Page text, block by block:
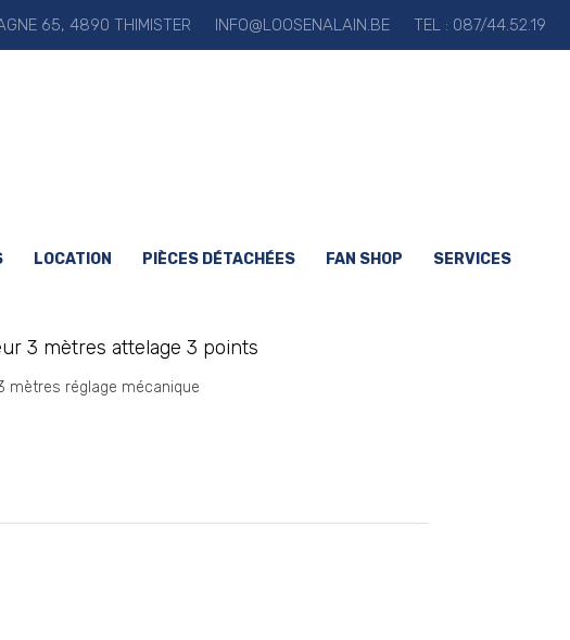
65, 4890 THIMISTER INFO@LOOSENALAIN.BE TEL : 087/44.52.19
LOCATION PIÈCES DÉTACHÉES FAN SHOP SERVICES
3 mètres attelage 3 points
mètres réglage mécanique